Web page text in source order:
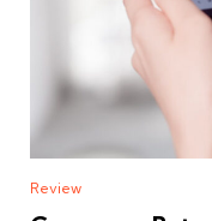
Review